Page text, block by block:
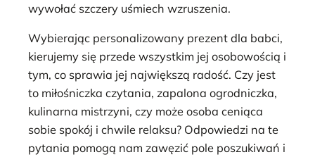
wywołać szczery uśmiech wzruszenia.
Wybierając personalizowany prezent dla babci,
kierujemy się przede wszystkim jej osobowością i
tym, co sprawia jej największą radość. Czy jest
to miłośniczka czytania, zapalona ogrodniczka,
kulinarna mistrzyni, czy może osoba ceniąca
sobie spokój i chwile relaksu? Odpowiedzi na te
pytania pomogą nam zawęzić pole poszukiwań i